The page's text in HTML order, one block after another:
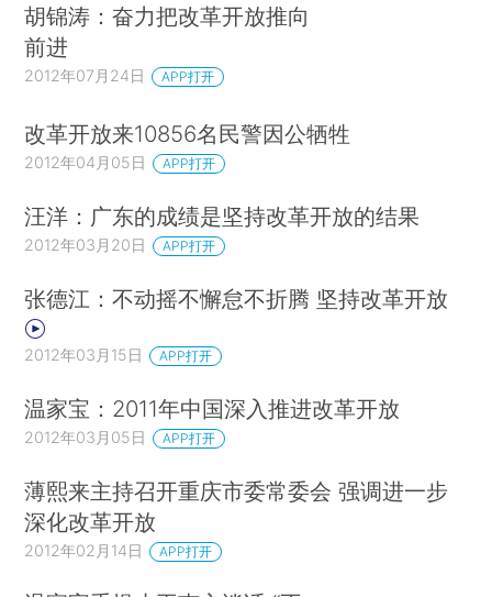
胡锦涛：奋力把改革开放推向
前进
2012年07月24日 APP打开
改革开放来10856名民警因公牺牲
2012年04月05日 APP打开
汪洋：广东的成绩是坚持改革开放的结果
2012年03月20日 APP打开
张德江：不动摇不懈怠不折腾 坚持改革开放
2012年03月15日 APP打开
温家宝：2011年中国深入推进改革开放
2012年03月05日 APP打开
薄熙来主持召开重庆市委常委会 强调进一步
深化改革开放
2012年02月14日 APP打开